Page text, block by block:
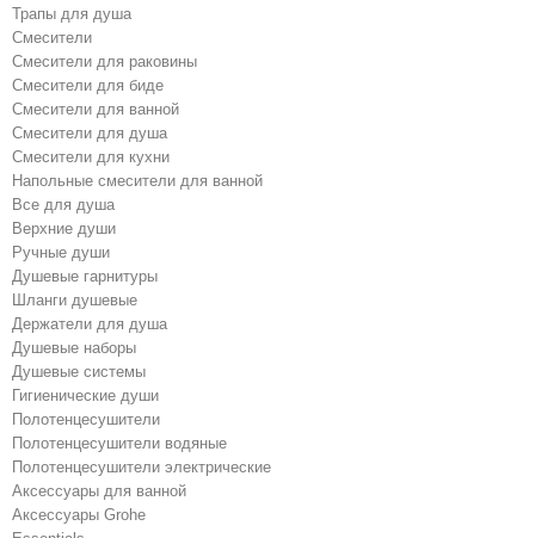
Трапы для душа
Смесители
Cмесители для раковины
Смесители для биде
Смесители для ванной
Cмесители для душа
Cмесители для кухни
Напольные смесители для ванной
Все для душа
Верхние души
Ручные души
Душевые гарнитуры
Шланги душевые
Держатели для душа
Душевые наборы
Душевые системы
Гигиенические души
Полотенцесушители
Полотенцесушители водяные
Полотенцесушители электрические
Аксессуары для ванной
Аксессуары Grohe